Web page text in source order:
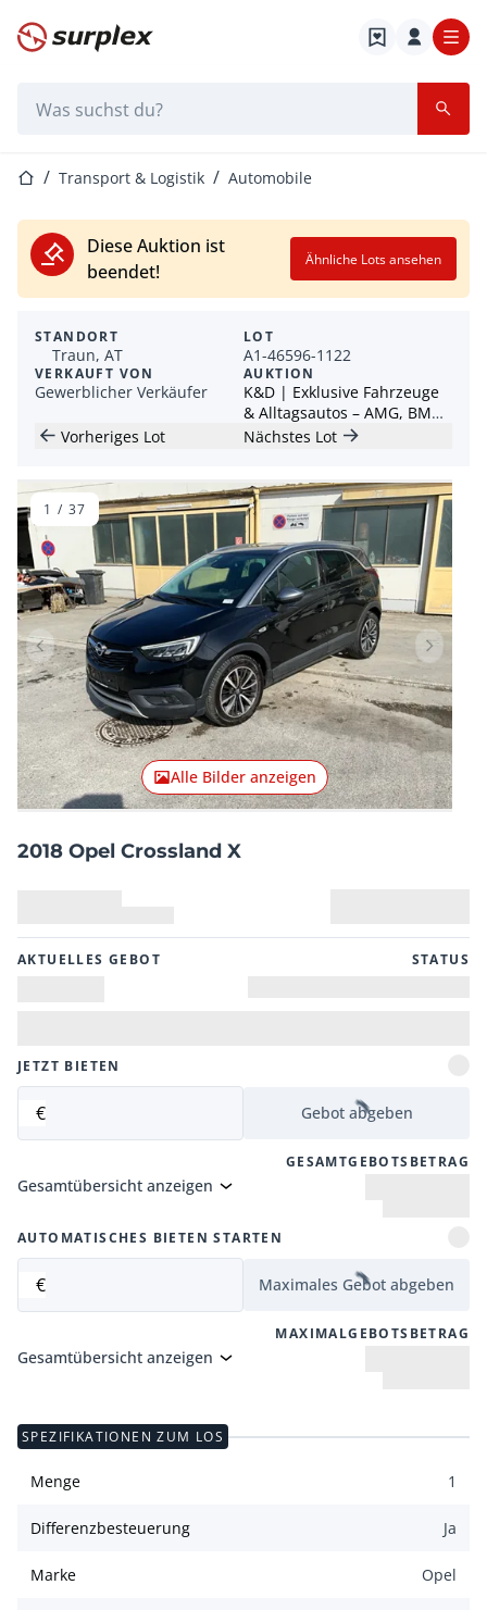
Startseite
StartseiteTransport & Logistik Automobile
Diese Auktion ist
beendet!
Ähnliche Lots ansehen
STANDORT
Traun, AT
VERKAUFT VON
Gewerblicher Verkäufer
LOT
A1-46596-1122
AUKTION
K&D | Exklusive Fahrzeuge
& Alltagsautos – AMG, BMW,
Cadillac, Audi u. v. m.
Vorheriges Lot Nächstes Lot
Vorheriger Artikel
Alle Bilder anzeigen
1 / 37
2018 Opel Crossland X
AKTUELLES GEBOT STATUS
JETZT BIETEN
€ Gebot abgeben
GESAMTGEBOTSBETRAG
Gesamtübersicht anzeigen
AUTOMATISCHES BIETEN STARTEN
€ Maximales Gebot abgeben
MAXIMALGEBOTSBETRAG
Gesamtübersicht anzeigen
SPEZIFIKATIONEN ZUM LOS
Menge 1
Differenzbesteuerung Ja
Marke Opel